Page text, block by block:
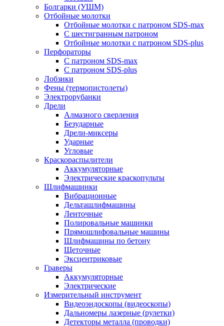
Болгарки (УШМ)
Отбойные молотки
Отбойные молотки с патроном SDS-max
С шестигранным патроном
Отбойные молотки с патроном SDS-plus
Перфораторы
С патроном SDS-max
С патроном SDS-plus
Лобзики
Фены (термопистолеты)
Электрорубанки
Дрели
Алмазного сверления
Безударные
Дрели-миксеры
Ударные
Угловые
Краскораспылители
Аккумуляторные
Электрические краскопульты
Шлифмашинки
Вибрационные
Дельташлифмашины
Ленточные
Полировальные машинки
Прямошлифовальные машины
Шлифмашины по бетону
Щеточные
Эксцентриковые
Граверы
Аккумуляторные
Электрические
Измерительный инструмент
Видеоэндоскопы (видеоскопы)
Дальномеры лазерные (рулетки)
Детекторы металла (проводки)